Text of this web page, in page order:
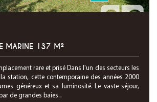
MARINE 137 M²
rare et prisé Dans l'un des secteurs les
station, cette contemporaine des années 2000
généreux et sa luminosité. Le vaste séjour,
de grandes baies...